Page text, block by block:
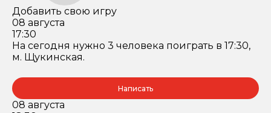
Добавить свою игру
08 августа
17:30
На сегодня нужно 3 человека поиграть в 17:30,
м. Щукинская.
Написать
08 августа